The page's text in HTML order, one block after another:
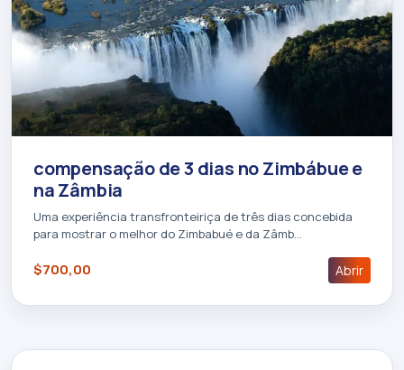
compensação de 3 dias no Zimbábue e
na Zâmbia
Uma experiência transfronteiriça de três dias concebida
para mostrar o melhor do Zimbabué e da Zâmb…
$700,00 Abrir